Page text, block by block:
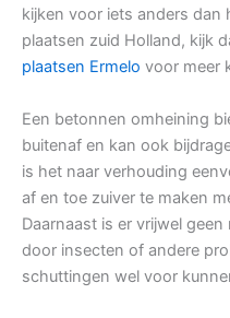
kijken voor iets anders
plaatsen zuid Holland, kijk
plaatsen Ermelo voor meer
Een betonnen omheining
buitenaf en kan ook
is het naar verhouding
af en toe zuiver te maken
Daarnaast is er vrijwel
door insecten of andere
schuttingen wel voor